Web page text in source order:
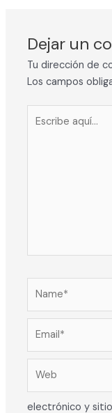
Dejar un
Tu dirección de
Los campos
electrónico y